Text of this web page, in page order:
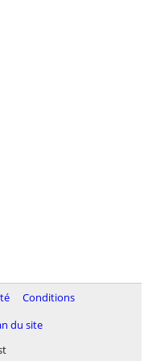
Conditions
du site